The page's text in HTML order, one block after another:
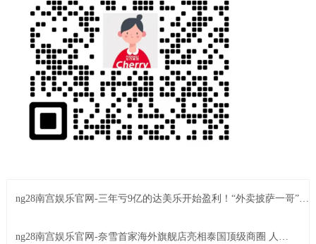
ng28南宫娱乐官网-三年亏9亿的达美乐开始盈利！“外卖披萨一哥”翻
ng28南宫娱乐官网-奈雪首家海外旗舰店亮相泰国顶级商圈 人气